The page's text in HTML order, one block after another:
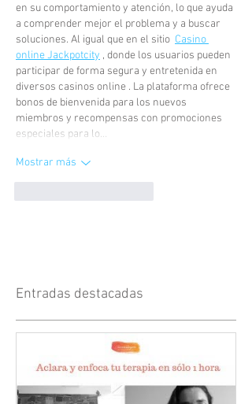
en su comportamiento y atención, lo que ayuda
a comprender mejor el problema y a buscar
soluciones. Al igual que en el sitio Casino
online Jackpotcity , donde los usuarios pueden
participar de forma segura y entretenida en
diversos casinos online . La plataforma ofrece
bonos de bienvenida para los nuevos
miembros y recompensas con promociones
especiales para lo…
Mostrar más
Entradas destacadas